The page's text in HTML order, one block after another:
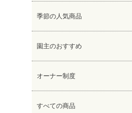
季節の人気商品
園主のおすすめ
オーナー制度
すべての商品